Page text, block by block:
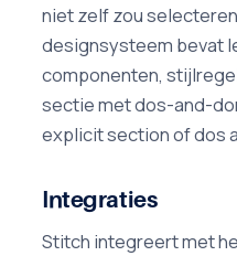
niet zelf zou
designsysteem bevat
componenten,
sectie met dos-and-
explicit section of dos
Integraties
Stitch integreert met